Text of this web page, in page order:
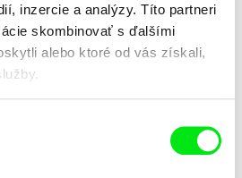
inzercie a analýzy. Títo partneri
skombinovať s ďalšími
alebo ktoré od vás získali,